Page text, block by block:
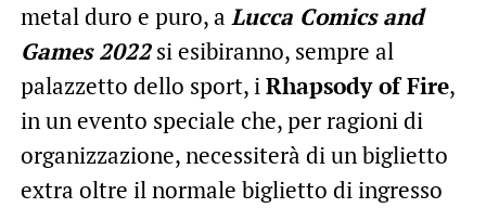
metal duro e puro, a Lucca Comics and
Games 2022 si esibiranno, sempre al
palazzetto dello sport, iRhapsody of Fire,
in un evento speciale che, per ragioni di
organizzazione, necessiterà di un biglietto
extra oltre il normale biglietto di ingresso